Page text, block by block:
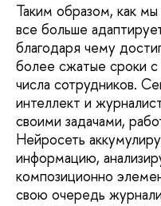
Таким образом, как
все больше
благодаря чему
более сжатые сроки
числа сотрудников.
интеллект и
своими задачами,
Нейросеть
информацию,
композиционно
свою очередь